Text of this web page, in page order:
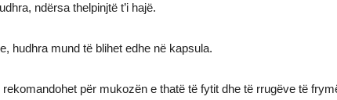
ndërsa thelpinjtë t’i hajë.
hudhra mund të blihet edhe në kapsula.
rekomandohet për mukozën e thatë të fytit dhe të rrugëve të